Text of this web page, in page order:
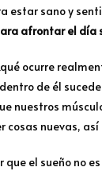
estar sano y
afrontar el día
ocurre
de él
nuestros
nuevas,
que el sueño no